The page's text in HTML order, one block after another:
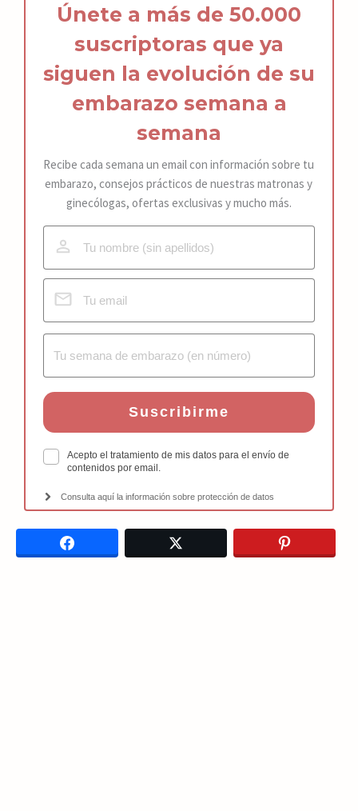
Únete a más de 50.000
suscriptoras que ya
siguen la evolución de su
embarazo semana a
semana
Recibe cada semana un email con información sobre tu
embarazo, consejos prácticos de nuestras matronas y
ginecólogas, ofertas exclusivas y mucho más.
Suscribirme
Acepto el tratamiento de mis datos para el envío de
contenidos por email.
Consulta aquí la información sobre protección de datos